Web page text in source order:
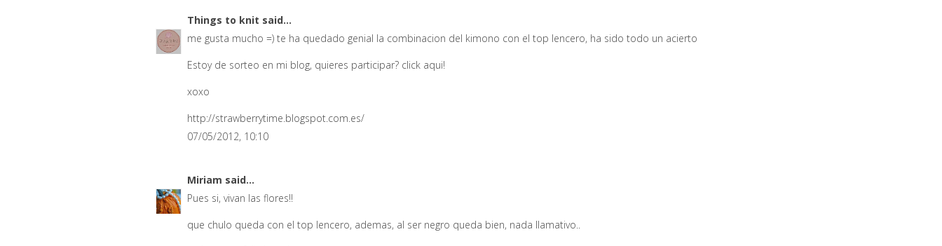
Things to knit said...
me gusta mucho =) te ha quedado genial la combinacion del kimono con el top lencero, ha sido todo un acierto
Estoy de sorteo en mi blog, quieres participar? click aqui!
xoxo
http://strawberrytime.blogspot.com.es/
07/05/2012, 10:10
Miriam said...
Pues si, vivan las flores!!
que chulo queda con el top lencero, ademas, al ser negro queda bien, nada llamativo..